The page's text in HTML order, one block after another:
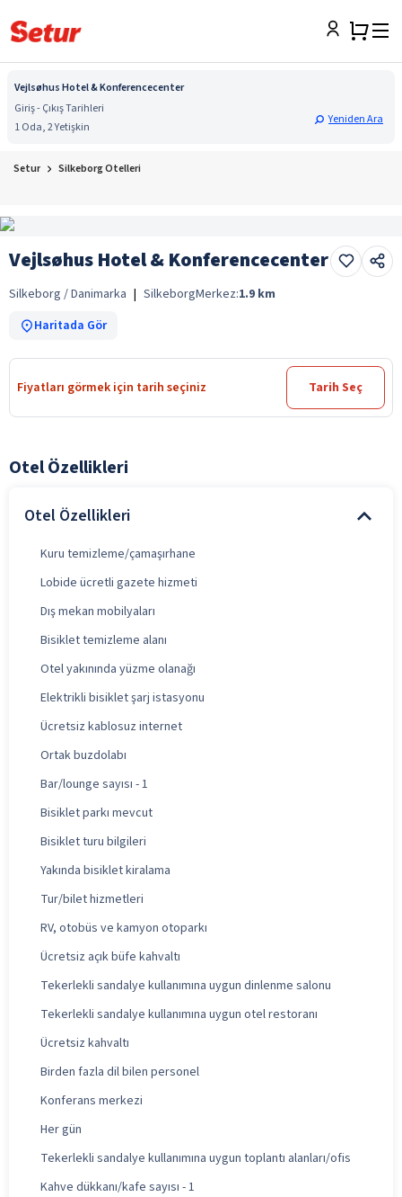
Vejlsøhus Hotel & Konferencecenter
Giriş - Çıkış Tarihleri
1 Oda, 2 Yetişkin
Yeniden Ara
Setur Silkeborg Otelleri
Vejlsøhus Hotel & Konferencecenter
Silkeborg / Danimarka | SilkeborgMerkez:1.9 km
Haritada Gör
Fiyatları görmek için tarih seçiniz Tarih Seç
Otel Özellikleri
Otel Özellikleri
Kuru temizleme/çamaşırhane
Lobide ücretli gazete hizmeti
Dış mekan mobilyaları
Bisiklet temizleme alanı
Otel yakınında yüzme olanağı
Elektrikli bisiklet şarj istasyonu
Ücretsiz kablosuz internet
Ortak buzdolabı
Bar/lounge sayısı - 1
Bisiklet parkı mevcut
Bisiklet turu bilgileri
Yakında bisiklet kiralama
Tur/bilet hizmetleri
RV, otobüs ve kamyon otoparkı
Ücretsiz açık büfe kahvaltı
Tekerlekli sandalye kullanımına uygun dinlenme salonu
Tekerlekli sandalye kullanımına uygun otel restoranı
Ücretsiz kahvaltı
Birden fazla dil bilen personel
Konferans merkezi
Her gün
Tekerlekli sandalye kullanımına uygun toplantı alanları/ofis
Kahve dükkanı/kafe sayısı - 1